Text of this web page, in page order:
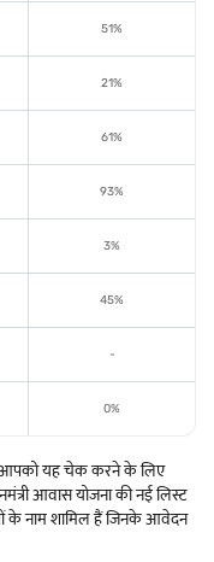
51%
21%
61%
93%
3%
45%
-
0%
आपको यह चेक करने के लिए
आवास योजना की नई लिस्ट
के नाम शामिल हैं जिनके आवेदन